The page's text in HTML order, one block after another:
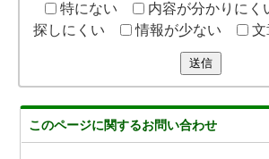
特にない
内容が分かりにく
探しにくい
情報が少ない 文
送信
このページに関するお問い合わせ